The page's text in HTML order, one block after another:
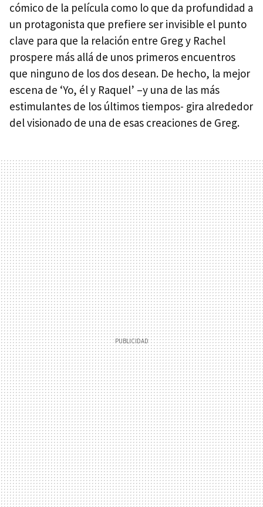
cómico de la película como lo que da profundidad a
un protagonista que prefiere ser invisible el punto
clave para que la relación entre Greg y Rachel
prospere más allá de unos primeros encuentros
que ninguno de los dos desean. De hecho, la mejor
escena de ‘Yo, él y Raquel’ –y una de las más
estimulantes de los últimos tiempos- gira alrededor
del visionado de una de esas creaciones de Greg.